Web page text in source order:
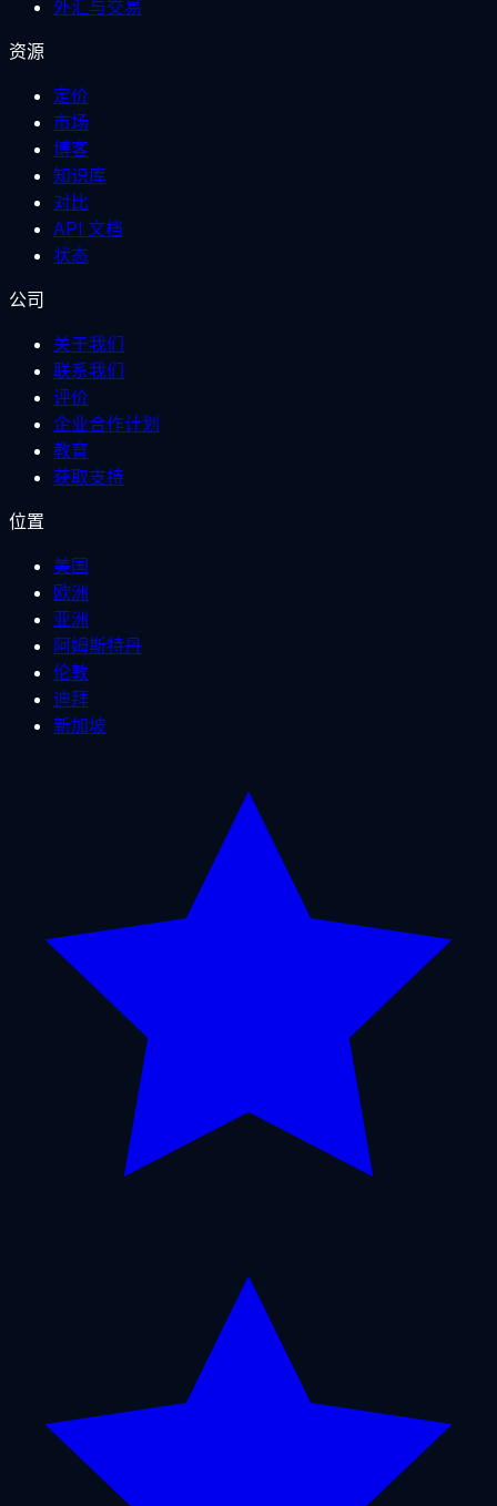
外汇与交易
资源
定价
市场
博客
知识库
对比
API 文档
状态
公司
关于我们
联系我们
评价
企业合作计划
教育
获取支持
位置
美国
欧洲
亚洲
阿姆斯特丹
伦敦
迪拜
新加坡